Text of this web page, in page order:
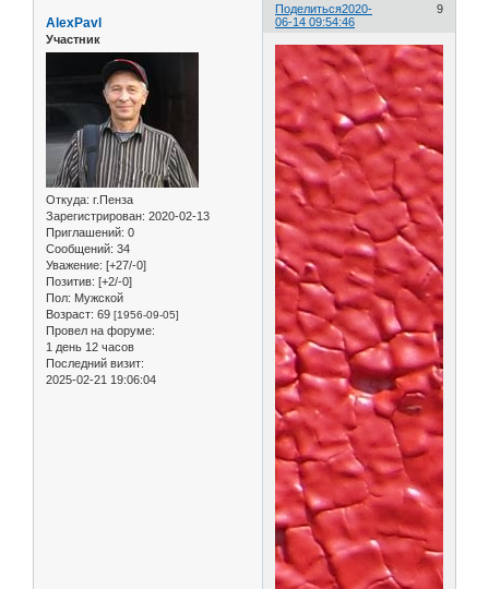
Поделиться 9
2020-
06-14 09:54:46
AlexPavl
Участник
Откуда: г.Пенза
Зарегистрирован: 2020-02-13
Приглашений: 0
Сообщений: 34
Уважение: [+27/-0]
Позитив: [+2/-0]
Пол: Мужской
Возраст: 69 [1956-09-05]
Провел на форуме:
1 день 12 часов
Последний визит:
2025-02-21 19:06:04